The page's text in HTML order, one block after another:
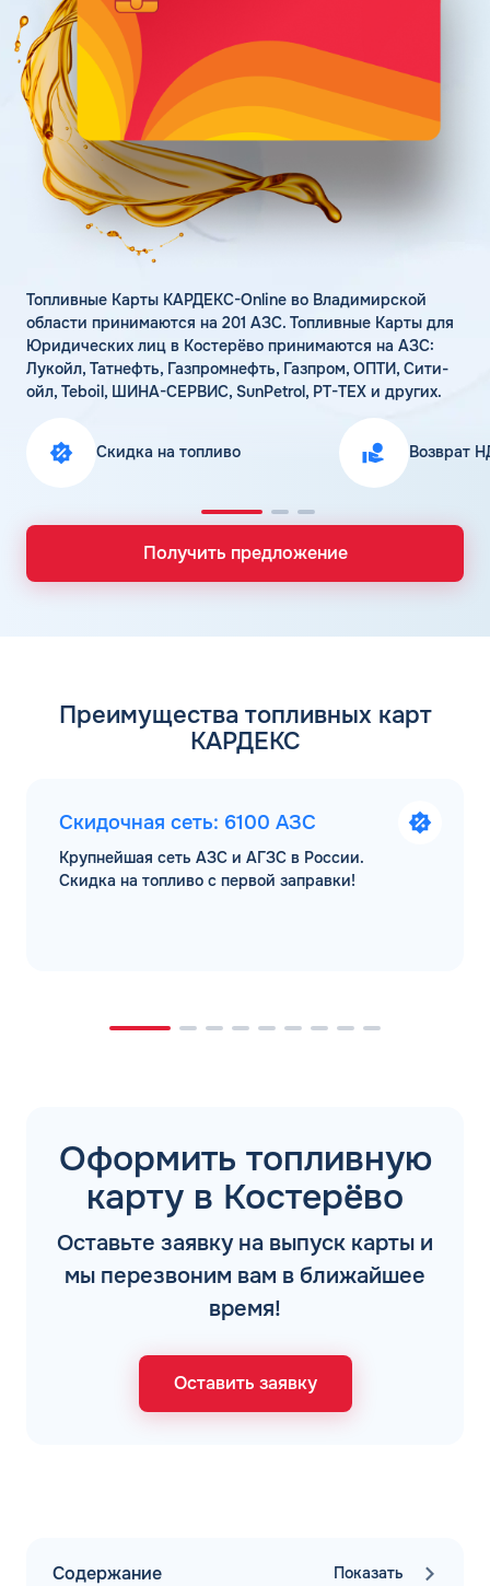
Статьи
Цена бензина и ДТ
Личный кабинет
Карта АЗС
Получить консультацию
Топливные Карты КАРДЕКС-Online во Владимирской
области принимаются на 201 АЗС. Топливные Карты для
Юридических лиц в Костерёво принимаются на АЗС:
Лукойл, Татнефть, Газпромнефть, Газпром, ОПТИ, Сити-
ойл, Teboil, ШИНА-СЕРВИС, SunPetrol, РТ-ТЕХ и других.
Скидка на топливо Возврат
Получить предложение
Преимущества топливных карт
КАРДЕКС
Скидочная сеть: 6100 АЗС
Крупнейшая сеть АЗС и АГЗС в России.
Скидка на топливо с первой заправки!
Оформить топливную
карту в Костерёво
Оставьте заявку на выпуск карты и
мы перезвоним вам в ближайшее
время!
Оставить заявку
Содержание Показать